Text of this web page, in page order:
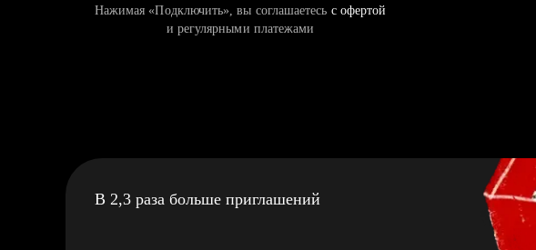
Нажимая «Подключить», вы соглашаетесь с офертой
и регулярными платежами
В 2,3 раза больше приглашений